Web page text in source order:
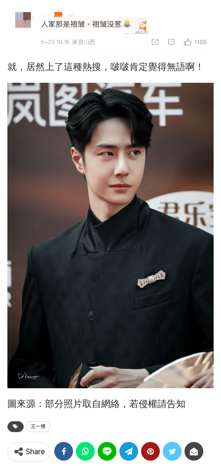
就，居然上了這種熱搜，啵啵肯定覺得無語啊！
圖來源：部分照片取自網絡，若侵權請告知
王一博
Share